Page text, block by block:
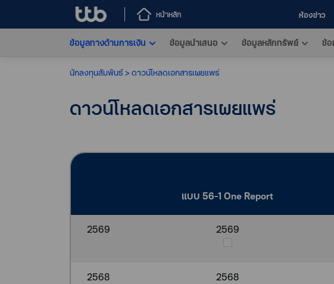
หน้าหลัก ห้องข่าว
ข้อมูลทางด้านการเงิน ข้อมูลนำเสนอ ข้อมูลหลักทรัพย์ ข้อ
นักลงทุนสัมพันธ์ ดาวน์โหลดเอกสารเผยแพร่
ดาวน์โหลดเอกสารเผยแพร่
แบบ 56-1 One Report
2569 2569
2568 2568